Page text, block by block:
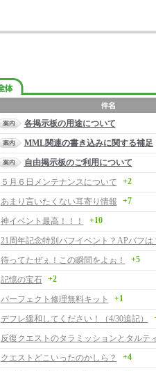
各掲示板の用途について
MML関連の書き込みに関する補足
自由掲示板のご利用について
５月６日メンテナンスについて
+2
あまり言いたくない耳寄り情報 +7
神イベント最高！！！ +10
21周年記念特別バフイベント？APバフは
待ってたぜぇ！この瞬間をよぉ！
+5
記憶の宝石 +2
パーフェクト修理無料キット +1
デフレ緩和してください！（4/30追記）
クエストどこいったのかしら？ +4